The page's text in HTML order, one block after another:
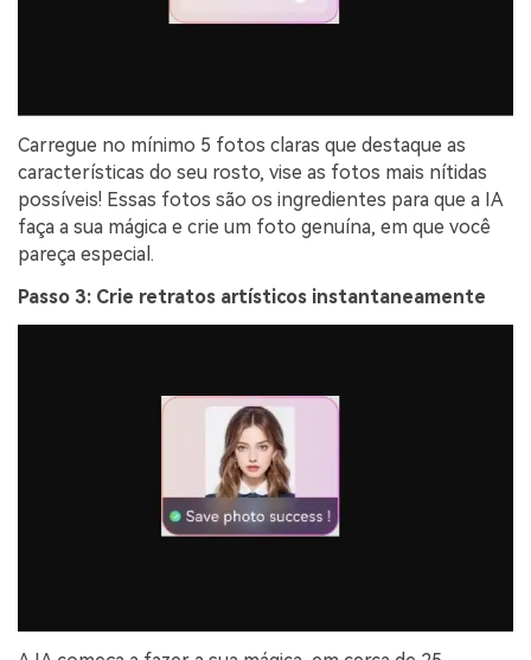
Carregue no mínimo 5 fotos claras que destaque as
características do seu rosto, vise as fotos mais nítidas
possíveis! Essas fotos são os ingredientes para que a IA
faça a sua mágica e crie um foto genuína, em que você
pareça especial.
Passo 3: Crie retratos artísticos instantaneamente